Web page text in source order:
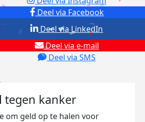
Deel via Facebook
Deel via e-mail
Deel via SMS
Deel via LinkedIn
tegen kanker
om geld op te halen voor